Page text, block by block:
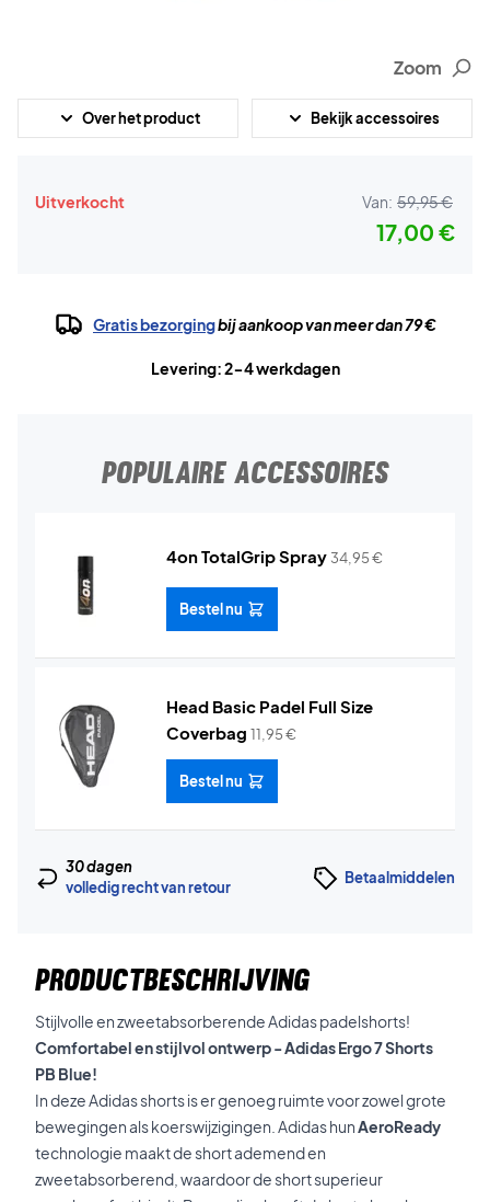
Zoom
Over het product Bekijk accessoires
Uitverkocht Van: 59,95 €
17,00 €
Gratis bezorgingbij aankoop van meer dan 79 €
Levering: 2-4 werkdagen
POPULAIRE ACCESSOIRES
4on TotalGrip Spray 34,95€
Bestel nu
Head Basic Padel Full Size
Coverbag 11,95€
Bestel nu
30 dagen
volledig recht van retour
Betaalmiddelen
PRODUCTBESCHRIJVING
Stijlvolle en zweetabsorberende Adidas padelshorts!
Comfortabel en stijlvol ontwerp - Adidas Ergo 7 Shorts
PB Blue!
In deze Adidas shorts is er genoeg ruimte voor zowel grote
bewegingen als koerswijzigingen. Adidas hunAeroReady
technologie maakt de short ademend en
zweetabsorberend, waardoor de short superieur